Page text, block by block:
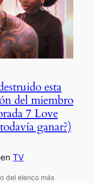
esta
del miembro
7 Love
ganar?)
en TV
del elenco más